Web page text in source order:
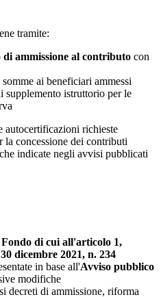
tramite:
di ammissione al contributo con
ai beneficiari ammessi
supplemento istruttorio per le
autocertificazioni richieste
la concessione dei contributi
indicate negli avvisi pubblicati
Fondo di cui all'articolo 1,
dicembre 2021, n. 234
in base all'Avviso pubblico
modifiche
decreti di ammissione, riforma